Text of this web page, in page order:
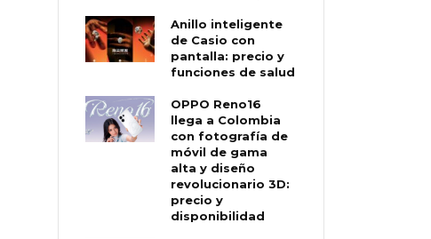
Anillo inteligente
de Casio con
pantalla: precio y
funciones de salud
OPPO Reno16
llega a Colombia
con fotografía de
móvil de gama
alta y diseño
revolucionario 3D:
precio y
disponibilidad